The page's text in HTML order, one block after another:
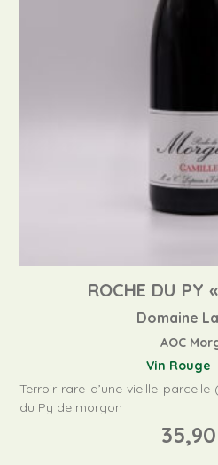
ROCHE DU PY
Domaine
AOC
Vin Rouge -
Terroir rare d’une vieille
du Py de morgon
35,90